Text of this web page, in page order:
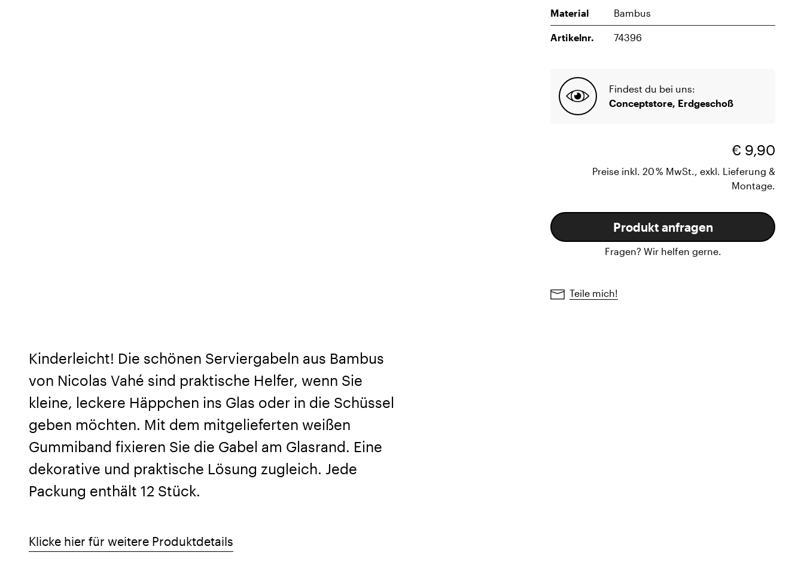
Material Bambus
Artikelnr. 74396
Findest du bei uns:
Conceptstore, Erdgeschoß
€ 9,90
Preise inkl. 20 % MwSt., exkl. Lieferung &
Montage.
Produkt anfragen
Fragen? Wir helfen gerne.
Teile mich!
Kinderleicht! Die schönen Serviergabeln aus Bambus
von Nicolas Vahé sind praktische Helfer, wenn Sie
kleine, leckere Häppchen ins Glas oder in die Schüssel
geben möchten. Mit dem mitgelieferten weißen
Gummiband fixieren Sie die Gabel am Glasrand. Eine
dekorative und praktische Lösung zugleich. Jede
Packung enthält 12 Stück.
Klicke hier für weitere Produktdetails